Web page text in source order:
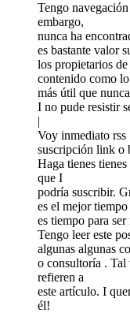
Tengo
embargo,
nunca ha
es bastante valor
los propietarios
contenido como
más útil que
I no pude resistir
|
Voy inmediato rss
suscripción link o
Haga tienes
que I
podría suscribir.
es el mejor
es tiempo para ser
Tengo leer este
algunas algunas
o consultoría . Tal
refieren a
este artículo. I
él!